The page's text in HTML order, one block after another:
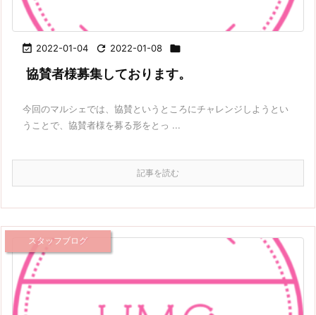
 2022-01-04  2022-01-08 
協賛者様募集しております。
今回のマルシェでは、協賛というところにチャレンジしようとい
うことで、協賛者様を募る形をとっ ...
記事を読む
スタッフブログ